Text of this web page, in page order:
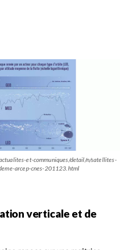
et-communiques/detail/n/satellites-
arcep-cnes-201123.html
verticale et de